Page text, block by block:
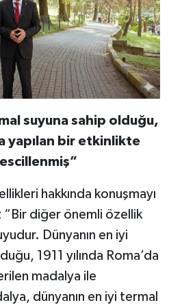
suyuna sahip olduğu,
yapılan bir etkinlikte
hakkında konuşmayı
“Bir diğer önemli özellik
Dünyanın en iyi
1911 yılında Roma’da
madalya ile
dünyanın en iyi termal